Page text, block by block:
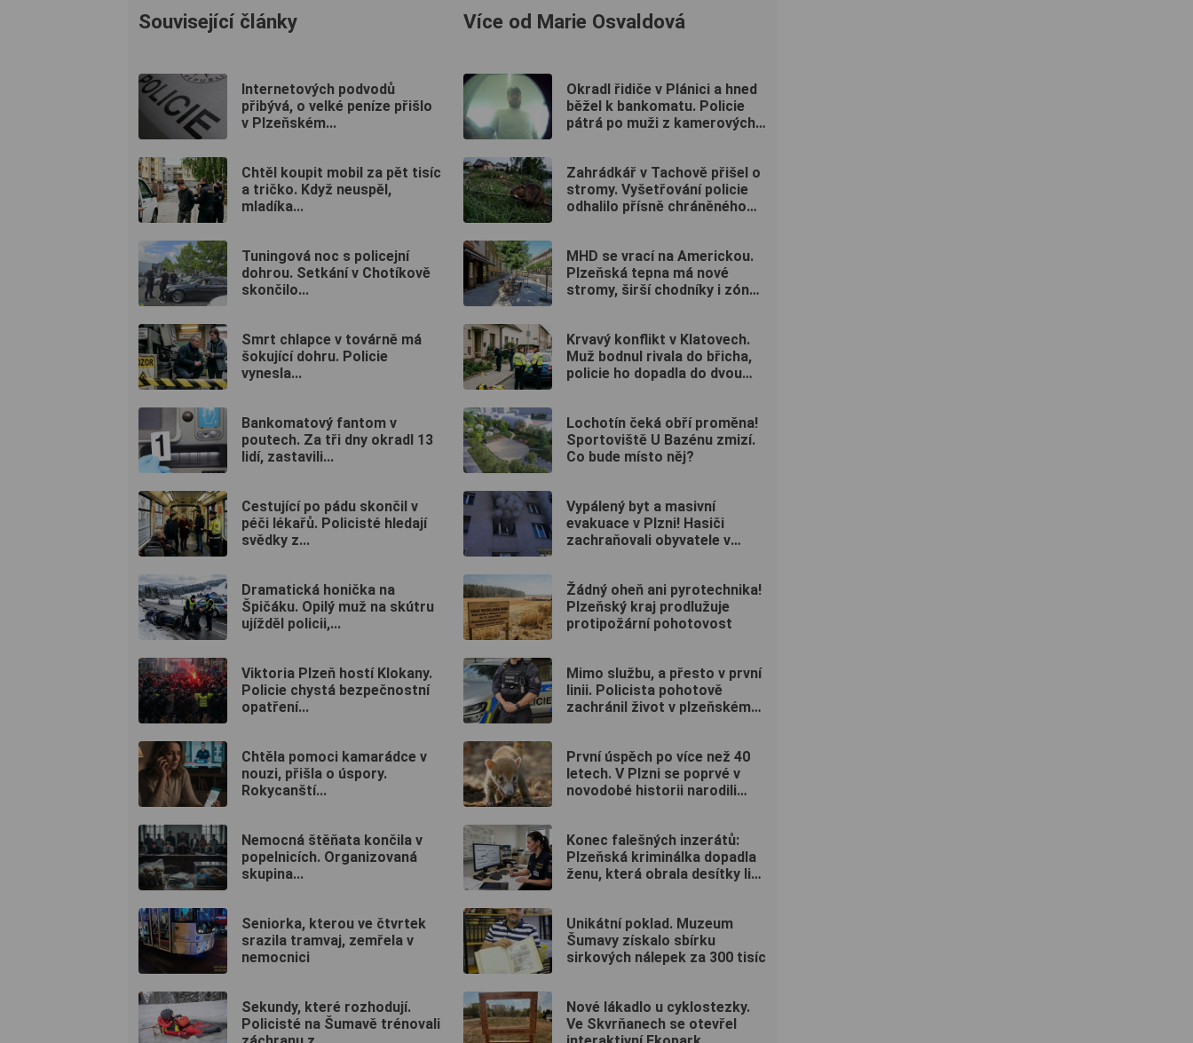
Související články
Internetových podvodů
přibývá, o velké peníze přišlo
v Plzeňském...
Chtěl koupit mobil za pět tisíc
a tričko. Když neuspěl,
mladíka...
Tuningová noc s policejní
dohrou. Setkání v Chotíkově
skončilo...
Smrt chlapce v továrně má
šokující dohru. Policie
vynesla...
Bankomatový fantom v
poutech. Za tři dny okradl 13
lidí, zastavili...
Cestující po pádu skončil v
péči lékařů. Policisté hledají
svědky z...
Dramatická honička na
Špičáku. Opilý muž na skútru
ujížděl policii,...
Viktoria Plzeň hostí Klokany.
Policie chystá bezpečnostní
opatření...
Chtěla pomoci kamarádce v
nouzi, přišla o úspory.
Rokycanští...
Nemocná štěňata končila v
popelnicích. Organizovaná
skupina...
Seniorka, kterou ve čtvrtek
srazila tramvaj, zemřela v
nemocnici
Sekundy, které rozhodují.
Policisté na Šumavě trénovali
Více od Marie Osvaldová
Okradl řidiče v Plánici a hned
běžel k bankomatu. Policie
pátrá po muži z kamerových
Zahrádkář v Tachově přišel o
stromy. Vyšetřování policie
odhalilo přísně chráněného
MHD se vrací na Americkou.
Plzeňská tepna má nové
stromy, širší chodníky i zónu
Krvavý konflikt v Klatovech.
Muž bodnul rivala do břicha,
policie ho dopadla do dvou
Lochotín čeká obří proměna!
Sportoviště U Bazénu zmizí.
Co bude místo něj?
Vypálený byt a masivní
evakuace v Plzni! Hasiči
zachraňovali obyvatele v
Žádný oheň ani pyrotechnika!
Plzeňský kraj prodlužuje
protipožární pohotovost
Mimo službu, a přesto v první
linii. Policista pohotově
zachránil život v plzeňském
První úspěch po více než 40
letech. V Plzni se poprvé v
novodobé historii narodili
Konec falešných inzerátů:
Plzeňská kriminálka dopadla
ženu, která obrala desítky lidí
Unikátní poklad. Muzeum
Šumavy získalo sbírku
sirkových nálepek za 300 tisíc
Nové lákadlo u cyklostezky.
Ve Skvrňanech se otevřel